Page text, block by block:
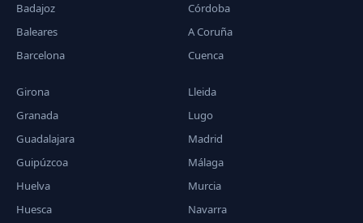
Badajoz
Baleares
Barcelona
Córdoba
A Coruña
Cuenca
Girona
Granada
Guadalajara
Guipúzcoa
Huelva
Huesca
Lleida
Lugo
Madrid
Málaga
Murcia
Navarra